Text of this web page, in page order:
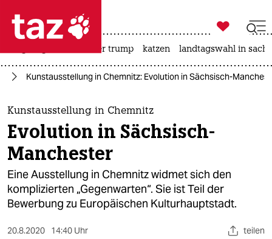
 taz zahl ich
taz zahl ich
themen
politik
öko
gesellschaft

taz zahl ich
usa unter trump katzen landtagswahl in
Kunstausstellung in Chemnitz: Evolution in Sächsisch-
Kunstausstellung in Chemnitz
Evolution in Sächsisch-
Manchester
Eine Ausstellung in Chemnitz widmet sich den
komplizierten „Gegenwarten“. Sie ist Teil der
Bewerbung zu Europäischen Kulturhauptstadt.
20.8.2020 14:40 Uhr teilen